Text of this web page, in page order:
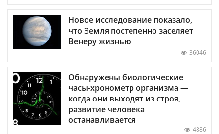
Новое исследование показало,
что Земля постепенно заселяет
Венеру жизнью
36046
Обнаружены биологические
часы-хронометр организма —
когда они выходят из строя,
развитие человека
останавливается
4886